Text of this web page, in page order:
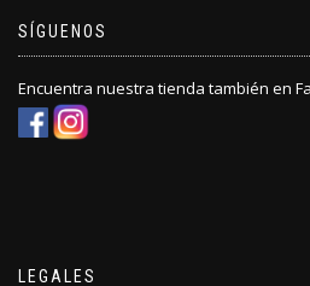
SÍGUENOS
Encuentra nuestra tienda también en
LEGALES